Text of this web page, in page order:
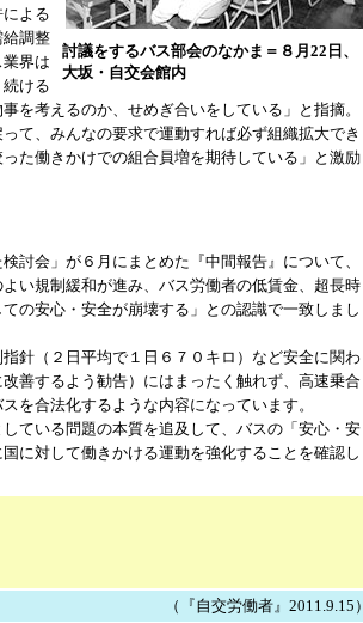
討議をするバス部会のなかま＝８月22日、
大坂・自交会館内
よる
給調整
界は
ける
を考えるのか、せめぎ合いをしている」と指摘。
て、みんなの要求で運動すれば必ず組織拡大でき
た働きかけでの組合員増を期待している」と激励
討会」が６月にまとめた『中間報告』について、
い規制緩和が進み、バス労働者の低賃金、超長時
の安心・安全が崩壊する」との認識で一致しまし
針（２日平均で１日６７０キロ）など安全に関わ
善するよう勧告）にはまったく触れず、高速乗合
を合法化するような内容になっています。
ている問題の本質を追及して、バスの「安心・安
に対して働きかける運動を強化することを確認し
（『自交労働者』2011.9.15）